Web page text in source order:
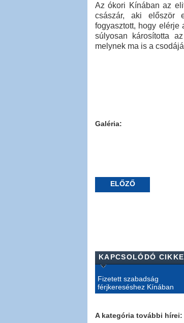
Az ókori Kínában az
császár, aki először
fogyasztott, hogy elérje
súlyosan károsította
melynek ma is a
Galéria:
ELŐZŐ
KAPCSOLÓDÓ
Fizetett szabadság
férjkereséshez Kínában
A kategória további hírei: